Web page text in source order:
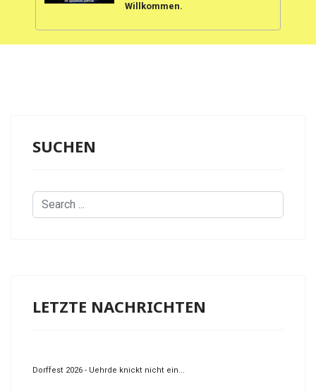
Willkommen.
SUCHEN
Search
LETZTE NACHRICHTEN
Dorffest 2026 - Uehrde knickt nicht ein...